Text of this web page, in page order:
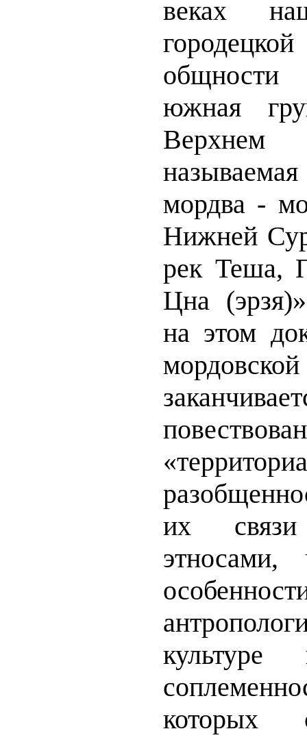
веках
южная
Верхнем
мордва -
Нижней
рек Теша,
Цна
на этом
их
этносами,
которых